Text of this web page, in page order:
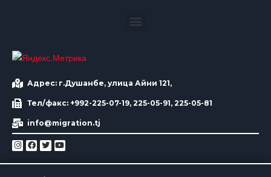
Адрес: г.Душанбе, улица Айни 121,
Тел/факс: +992-225-07-19, 225-05-91, 225-05-81
info@migration.tj